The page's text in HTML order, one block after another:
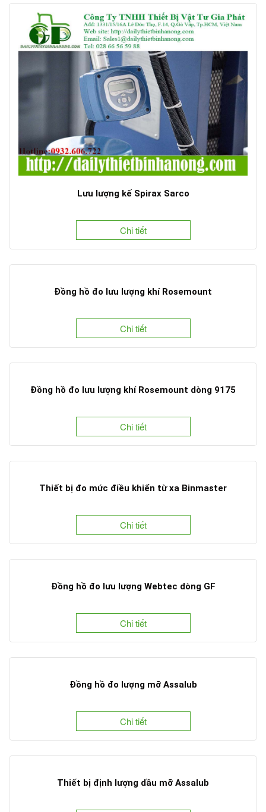
Lưu lượng kế Spirax Sarco
Chi tiết
Đồng hồ đo lưu lượng khí Rosemount
Chi tiết
Đồng hồ đo lưu lượng khí Rosemount dòng 9175
Chi tiết
Thiết bị đo mức điều khiển từ xa Binmaster
Chi tiết
Đồng hồ đo lưu lượng Webtec dòng GF
Chi tiết
Đồng hồ đo lượng mỡ Assalub
Chi tiết
Thiết bị định lượng dầu mỡ Assalub